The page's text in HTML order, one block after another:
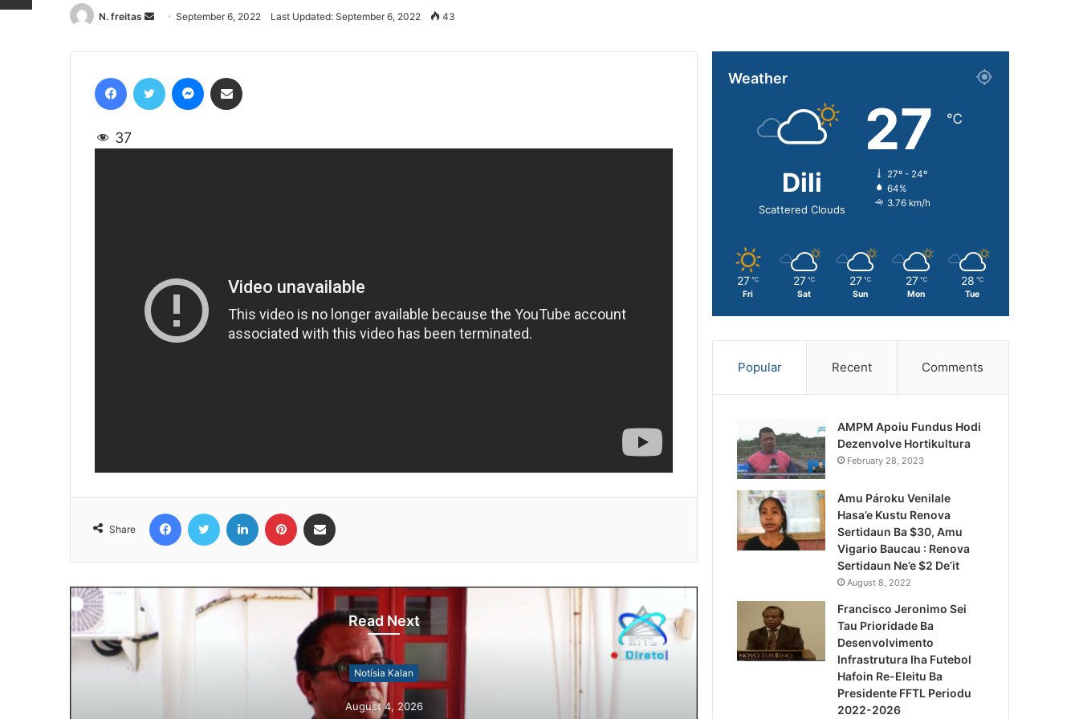
N. freitas
Send
email
September 6, 2022 Last Updated: September 6, 2022 43
37
Share
Read Next
Notísia Kalan
August 4, 2026
Notísia Kalan
Weather
Dili
Scattered Clouds
27 ℃
27º - 24º
64%
3.76 km/h
27 ℃
Fri
27 ℃
Sat
27 ℃
Sun
27 ℃
Mon
28 ℃
Tue
Popular Recent Comments
AMPM Apoiu Fundus Hodi
Dezenvolve Hortikultura
February 28, 2023
Amu Pároku Venilale
Hasa’e Kustu Renova
Sertidaun Ba $30, Amu
Vigario Baucau : Renova
Sertidaun Ne’e $2 De’it
August 8, 2022
Francisco Jeronimo Sei
Tau Prioridade Ba
Desenvolvimento
Infrastrutura Iha Futebol
Hafoin Re-Eleitu Ba
Presidente FFTL Periodu
2022-2026